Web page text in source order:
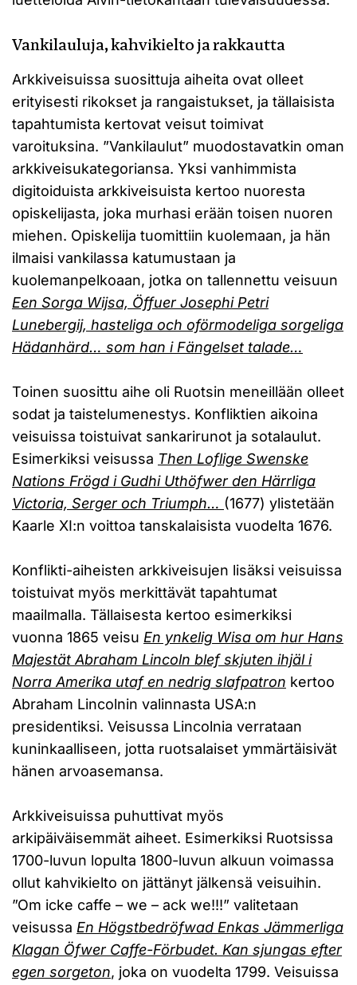
Vankilauluja, kahvikielto ja rakkautta
Arkkiveisuissa suosittuja aiheita ovat olleet
erityisesti rikokset ja rangaistukset, ja tällaisista
tapahtumista kertovat veisut toimivat
varoituksina. ”Vankilaulut” muodostavatkin oman
arkkiveisukategoriansa. Yksi vanhimmista
digitoiduista arkkiveisuista kertoo nuoresta
opiskelijasta, joka murhasi erään toisen nuoren
miehen. Opiskelija tuomittiin kuolemaan, ja hän
ilmaisi vankilassa katumustaan ja
kuolemanpelkoaan, jotka on tallennettu veisuun
Een Sorga Wijsa, Öffuer Josephi Petri
Lunebergij, hasteliga och oförmodeliga sorgeliga
Hädanhärd… som han i Fängelset talade…
Toinen suosittu aihe oli Ruotsin meneillään olleet
sodat ja taistelumenestys. Konfliktien aikoina
veisuissa toistuivat sankarirunot ja sotalaulut.
Esimerkiksi veisussa Then Loflige Swenske
Nations Frögd i Gudhi Uthöfwer den Härrliga
Victoria, Serger och Triumph… (1677) ylistetään
Kaarle XI:n voittoa tanskalaisista vuodelta 1676.
Konflikti-aiheisten arkkiveisujen lisäksi veisuissa
toistuivat myös merkittävät tapahtumat
maailmalla. Tällaisesta kertoo esimerkiksi
vuonna 1865 veisu En ynkelig Wisa om hur Hans
Majestät Abraham Lincoln blef skjuten ihjäl i
Norra Amerika utaf en nedrig slafpatron kertoo
Abraham Lincolnin valinnasta USA:n
presidentiksi. Veisussa Lincolnia verrataan
kuninkaalliseen, jotta ruotsalaiset ymmärtäisivät
hänen arvoasemansa.
Arkkiveisuissa puhuttivat myös
arkipäiväisemmät aiheet. Esimerkiksi Ruotsissa
1700-luvun lopulta 1800-luvun alkuun voimassa
ollut kahvikielto on jättänyt jälkensä veisuihin.
”Om icke caffe – we – ack we!!!” valitetaan
veisussa En Högstbedröfwad Enkas Jämmerliga
Klagan Öfwer Caffe-Förbudet. Kan sjungas efter
egen sorgeton, joka on vuodelta 1799. Veisuissa